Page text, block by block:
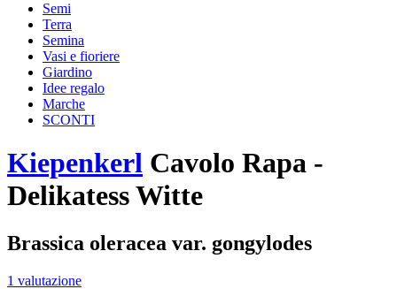
Semi
Terra
Semina
Vasi e fioriere
Giardino
Idee regalo
Marche
SCONTI
Kiepenkerl Cavolo Rapa -
Delikatess Witte
Brassica oleracea var. gongylodes
1 valutazione